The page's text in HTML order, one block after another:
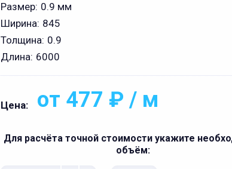
Размер: 0.9 мм
Ширина: 845
Толщина: 0.9
Длина: 6000
Цена: от 477 ₽ / м
Для расчёта точной стоимости укажите
объём: